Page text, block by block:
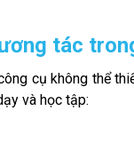
tác
cụ không thể
và học tập: